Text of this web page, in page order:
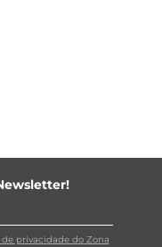
privacidade do Zona